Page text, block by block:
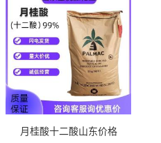
月桂酸十二酸山东价格